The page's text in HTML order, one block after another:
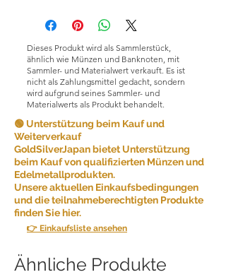
Dieses Produkt wird als Sammlerstück,
ähnlich wie Münzen und Banknoten, mit
Sammler- und Materialwert verkauft. Es ist
nicht als Zahlungsmittel gedacht, sondern
wird aufgrund seines Sammler- und
Materialwerts als Produkt behandelt.
🟢 Unterstützung beim Kauf und
Weiterverkauf
GoldSilverJapan bietet Unterstützung
beim Kauf von qualifizierten Münzen und
Edelmetallprodukten.
Unsere aktuellen Einkaufsbedingungen
und die teilnahmeberechtigten Produkte
finden Sie hier.
👉 Einkaufsliste ansehen
Ähnliche Produkte